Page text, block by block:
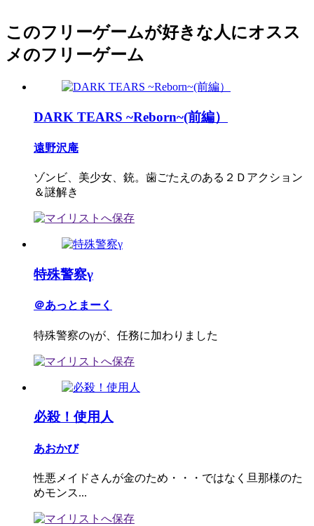
このフリーゲームが好きな人にオスス
メのフリーゲーム
DARK TEARS ~Reborn~(前編）
遠野沢庵
ゾンビ、美少女、銃。歯ごたえのある２Ｄアクション
＆謎解き
特殊警察γ
＠あっとまーく
特殊警察のγが、任務に加わりました
必殺！使用人
あおかび
性悪メイドさんが金のため・・・ではなく旦那様のた
めモンス...